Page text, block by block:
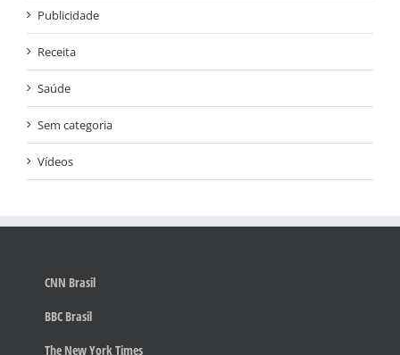
Publicidade
Receita
Saúde
Sem categoria
Vídeos
CNN Brasil
BBC Brasil
The New York Times